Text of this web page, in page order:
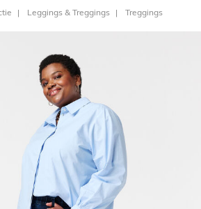
Leggings & Treggings Treggings